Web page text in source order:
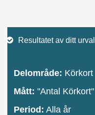
Resultatet av ditt
Delområde: Körkort
Mått: "Antal Körkort"
Period: Alla år